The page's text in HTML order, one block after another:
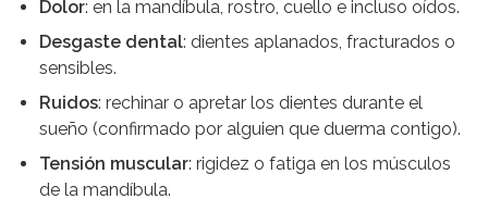
Dolor: en la mandíbula, rostro, cuello e incluso oídos.
Desgaste dental: dientes aplanados, fracturados o
sensibles.
Ruidos: rechinar o apretar los dientes durante el
sueño (confirmado por alguien que duerma contigo).
Tensión muscular: rigidez o fatiga en los músculos
de la mandíbula.